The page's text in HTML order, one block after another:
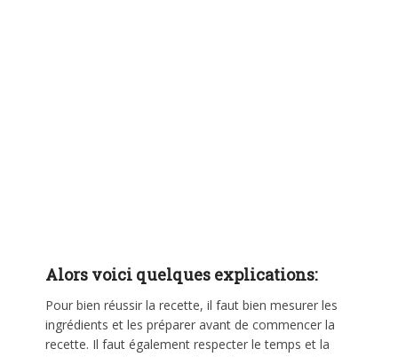
Alors voici quelques explications:
Pour bien réussir la recette, il faut bien mesurer les
ingrédients et les préparer avant de commencer la
recette. Il faut également respecter le temps et la